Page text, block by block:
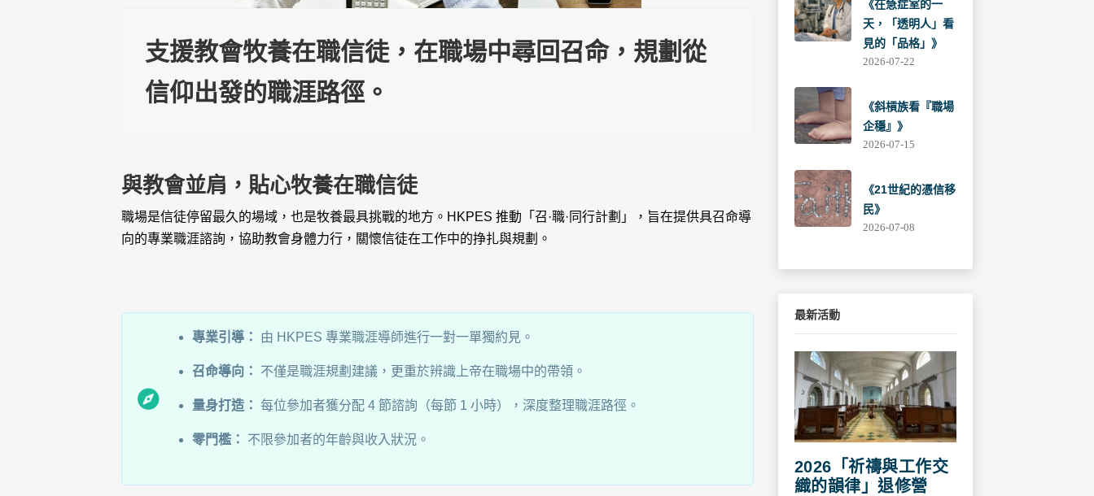
支援教會牧養在職信徒，在職場中尋回召命，規劃從
信仰出發的職涯路徑。
與教會並肩，貼心牧養在職信徒
職場是信徒停留最久的場域，也是牧養最具挑戰的地方。HKPES 推動「召·職·同行計劃」，旨在提供具召命導
向的專業職涯諮詢，協助教會身體力行，關懷信徒在工作中的挣扎與規劃。
專業引導： 由 HKPES 專業職涯導師進行一對一單獨約見。
召命導向： 不僅是職涯規劃建議，更重於辨識上帝在職場中的帶領。
量身打造： 每位參加者獲分配 4 節諮詢（每節 1 小時），深度整理職涯路徑。
零門檻： 不限參加者的年齡與收入狀況。
《在急症室的一
天，「透明人」看
見的「品格」》
2026-07-22
《斜槓族看『職場
企穩』》
2026-07-15
《21世紀的憑信移
民》
2026-07-08
最新活動
2026「祈禱與工作交
織的韻律」退修營